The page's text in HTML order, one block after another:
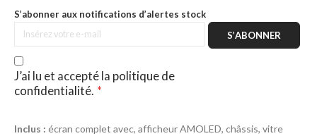
S’abonner aux notifications d’alertes stock
J’ai lu et accepté la politique de
confidentialité.
S’ABONNER
Inclus : écran complet avec, afficheur AMOLED, châssis, vitre